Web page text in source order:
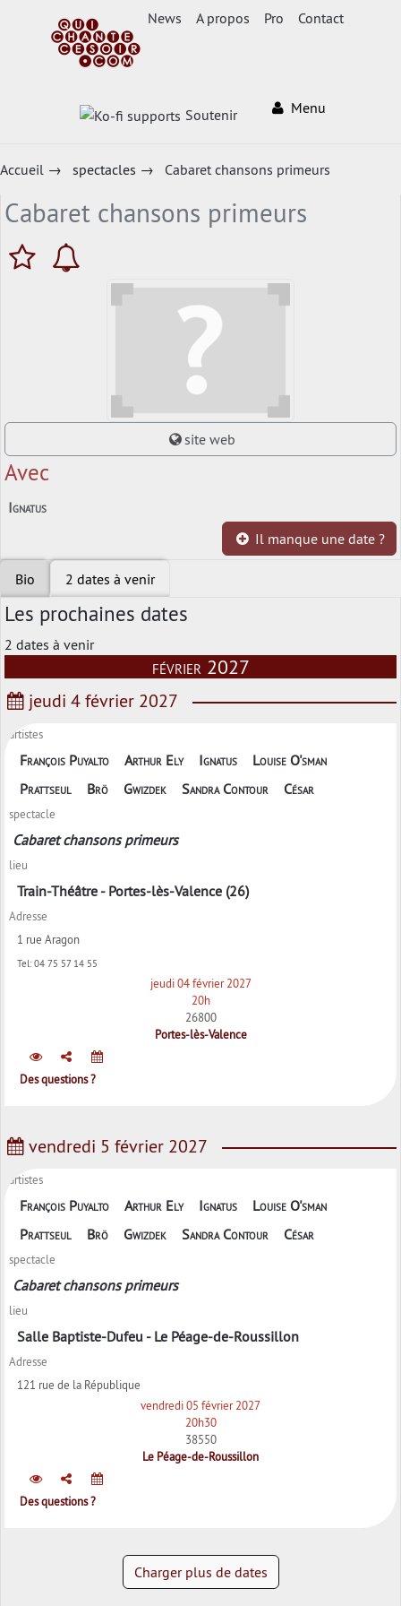
News A propos Pro Contact
Soutenir Menu
Accueil → spectacles → Cabaret chansons primeurs
Cabaret chansons primeurs
site web
Avec
Ignatus
Il manque une date ?
Bio 2 dates à venir
Les prochaines dates
2 dates à venir
février 2027
jeudi 4 février 2027
artistes
François Puyalto Arthur Ely Ignatus
Louise O'sman
Prattseul
Brö Gwizdek Sandra Contour César
spectacle
Cabaret chansons primeurs
lieu
Train-Théâtre - Portes-lès-Valence (26)
Adresse
1 rue Aragon
Tel: 04 75 57 14 55
jeudi 04 février 2027
20h
26800
Portes-lès-Valence
Des questions ?
vendredi 5 février 2027
artistes
François Puyalto Arthur Ely Ignatus
Louise O'sman
Prattseul
Brö Gwizdek Sandra Contour César
spectacle
Cabaret chansons primeurs
lieu
Salle Baptiste-Dufeu - Le Péage-de-Roussillon
Adresse
121 rue de la République
vendredi 05 février 2027
20h30
38550
Le Péage-de-Roussillon
Des questions ?
Charger plus de dates